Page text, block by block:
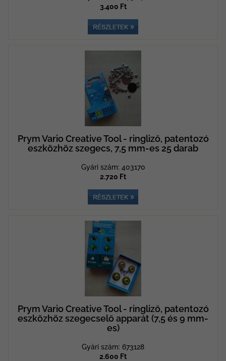
3.400 Ft
Prym Vario Creative Tool - ringliző, patentozó
eszközhöz szegecs, 7,5 mm-es 25 darab
Gyári szám: 403170
2.720 Ft
Prym Vario Creative Tool - ringliző, patentozó
eszközhöz szegecselő apparát (7,5 és 9 mm-
es)
Gyári szám: 673128
2.600 Ft